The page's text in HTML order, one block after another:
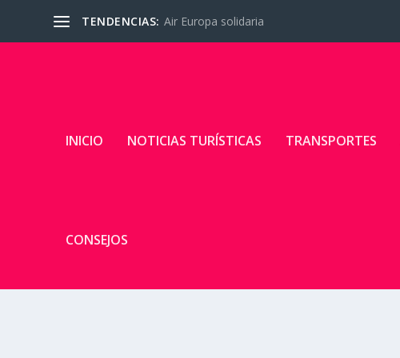
TENDENCIAS: Air Europa solidaria
INICIO NOTICIAS TURÍSTICAS TRANSPORTES
CONSEJOS